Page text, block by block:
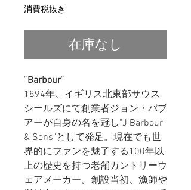
消費税抜き
在庫なし
”Barbour”
1894年、イギリス北東部サウス
シールズにて創業者ジョン・バブ
アーが自身の名を冠し"J Barbour
& Sons"として発足。現在でも世
界的にファンを魅了する100年以
上の歴史を持つ老舗カントリーウ
ェアメーカー。創設当初、漁師や